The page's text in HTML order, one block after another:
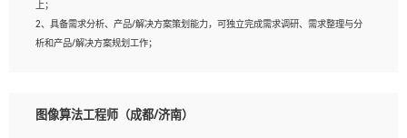
2、具有扎实的java编程功底和良好的编码习惯，有分布式、多线程及高并发系统开
发经验和性能调优经验尤佳；熟悉JVM调优；掌握基础中间件、基础架构方案和云
平台、云产品功能特性，熟练使用相关平台的功能和了解其背后实现机制；
研发管理流程建设经验；
上；
2、具备需求分析、产品/解决方案策划能力，可独立完成需求调研、需求整理与分
析和产品/解决方案规划工作；
出相关的解决方案，包括视频分析、图像识别、NLP、OCR、机器学习等；
图像算法工程师（成都/济南）